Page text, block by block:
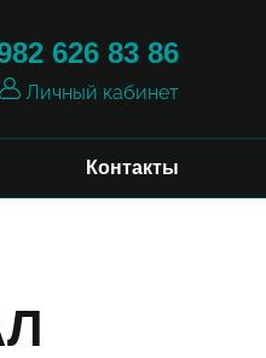
626 83 86
Личный кабинет
Контакты